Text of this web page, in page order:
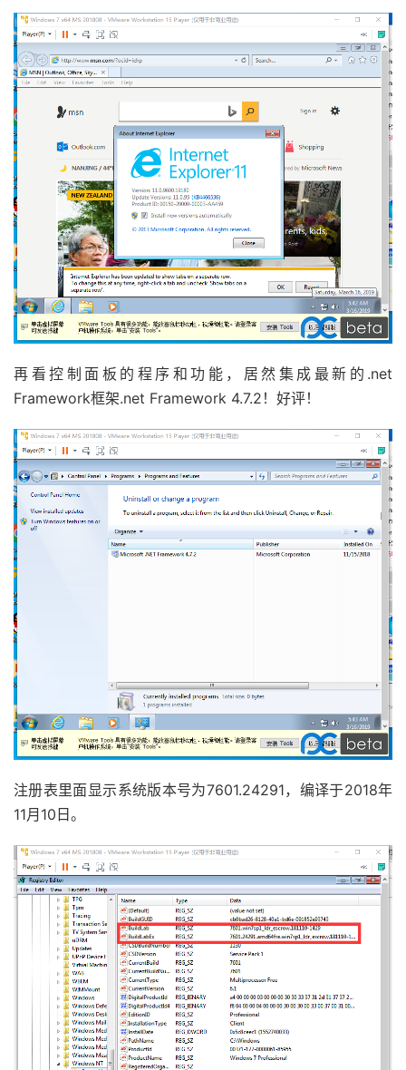
再看控制面板的程序和功能，居然集成最新的.net
Framework框架.net Framework 4.7.2！好评！
注册表里面显示系统版本号为7601.24291，编译于2018年
11月10日。